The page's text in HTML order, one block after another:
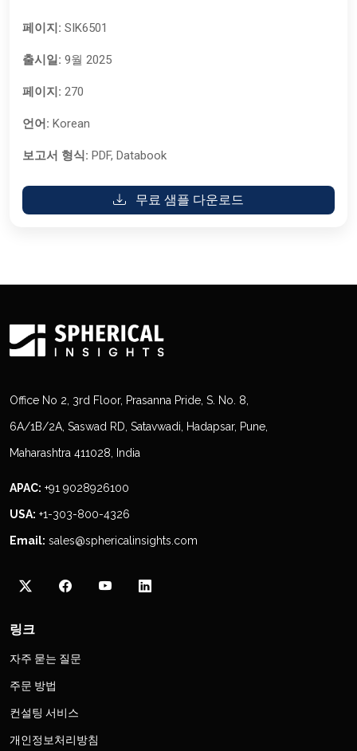
페이지: SIK6501
출시일: 9월 2025
페이지: 270
언어: Korean
보고서 형식: PDF, Databook
무료 샘플 다운로드
Office No 2, 3rd Floor, Prasanna Pride, S. No. 8,
6A/1B/2A, Saswad RD, Satavwadi, Hadapsar, Pune,
Maharashtra 411028, India
APAC: +91 9028926100
USA: +1-303-800-4326
Email: sales@sphericalinsights.com
링크
자주 묻는 질문
주문 방법
컨설팅 서비스
개인정보처리방침